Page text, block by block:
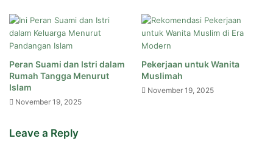
Peran Suami dan Istri dalam
Rumah Tangga Menurut
Islam
November 19, 2025
Pekerjaan untuk Wanita
Muslimah
November 19, 2025
Leave a Reply